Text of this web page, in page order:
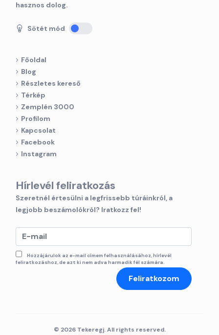
hasznos dolog.
Sötét mód
Főoldal
Blog
Részletes kereső
Térkép
Zemplén 3000
Profilom
Kapcsolat
Facebook
Instagram
Hírlevél feliratkozás
Szeretnél értesülni a legfrissebb túráinkról, a
legjobb beszámolókról? Iratkozz fel!
Hozzájárulok az e-mail címem felhasználásához, hírlevél
feliratkozáshoz, de azt ki nem adva harmadik fél számára.
Feliratkozom
© 2026 Tekeregj. All rights reserved.